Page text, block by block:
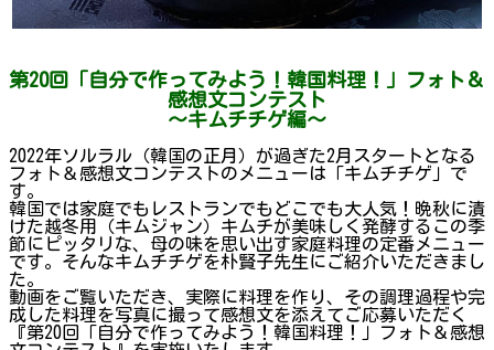
第20回「自分で作ってみよう！韓国料理！」フォト＆
感想文コンテスト
～キムチチゲ編～
2022年ソルラル（韓国の正月）が過ぎた2月スタートとなる
フォト＆感想文コンテストのメニューは「キムチチゲ」で
す。
韓国では家庭でもレストランでもどこでも大人気！晩秋に漬
けた越冬用（キムジャン）キムチが美味しく発酵するこの季
節にピッタリな、母の味を思い出す家庭料理の定番メニュー
です。そんなキムチチゲを朴賢子先生にご紹介いただきまし
た。
動画をご覧いただき、実際に料理を作り、その調理過程や完
成した料理を写真に撮って感想文を添えてご応募いただく
『第20回「自分で作ってみよう！韓国料理！」フォト＆感想